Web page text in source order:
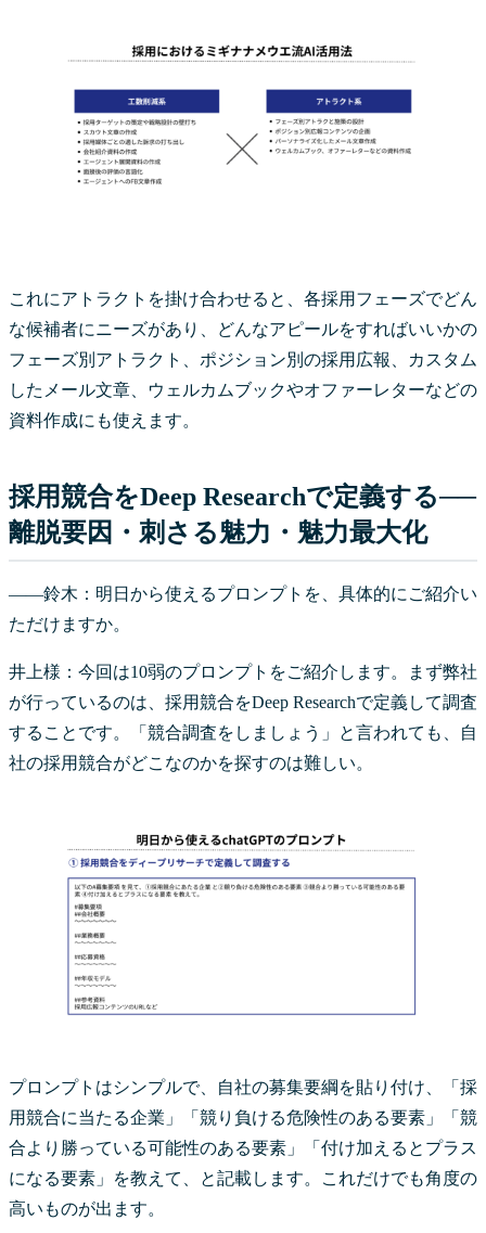
これにアトラクトを掛け合わせると、各採用フェーズでどん
な候補者にニーズがあり、どんなアピールをすればいいかの
フェーズ別アトラクト、ポジション別の採用広報、カスタム
したメール文章、ウェルカムブックやオファーレターなどの
資料作成にも使えます。
採用競合をDeep Researchで定義する──
離脱要因・刺さる魅力・魅力最大化
――鈴木：明日から使えるプロンプトを、具体的にご紹介い
ただけますか。
井上様：今回は10弱のプロンプトをご紹介します。まず弊社
が行っているのは、採用競合をDeep Researchで定義して調査
することです。「競合調査をしましょう」と言われても、自
社の採用競合がどこなのかを探すのは難しい。
プロンプトはシンプルで、自社の募集要綱を貼り付け、「採
用競合に当たる企業」「競り負ける危険性のある要素」「競
合より勝っている可能性のある要素」「付け加えるとプラス
になる要素」を教えて、と記載します。これだけでも角度の
高いものが出ます。